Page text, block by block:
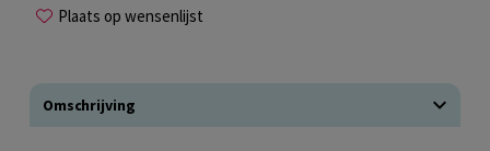
Plaats op wensenlijst
Omschrijving